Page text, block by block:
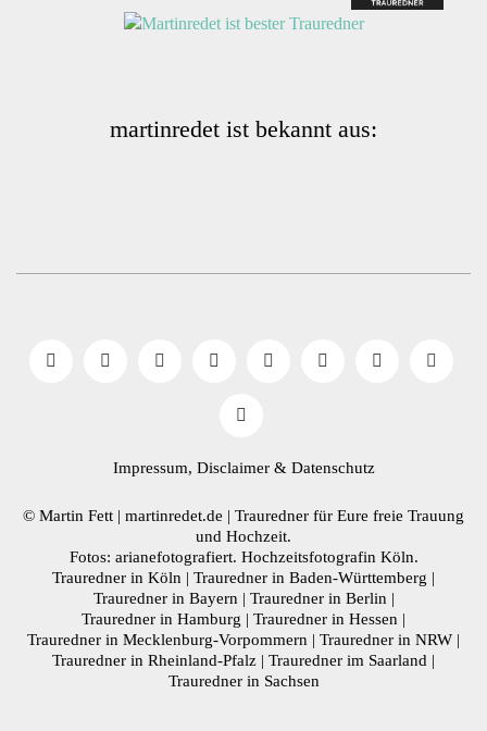
martinredet ist bekannt aus:
Impressum, Disclaimer & Datenschutz
© Martin Fett | martinredet.de | Trauredner für Eure freie Trauung
und Hochzeit.
Fotos: arianefotografiert. Hochzeitsfotografin Köln.
Trauredner in Köln | Trauredner in Baden-Württemberg |
Trauredner in Bayern | Trauredner in Berlin |
Trauredner in Hamburg | Trauredner in Hessen |
Trauredner in Mecklenburg-Vorpommern | Trauredner in NRW |
Trauredner in Rheinland-Pfalz | Trauredner im Saarland |
Trauredner in Sachsen